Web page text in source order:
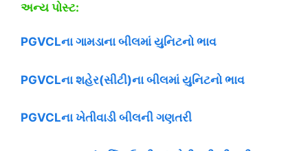
અન્ય પોસ્ટ:
PGVCLના ગામડાના બીલમાં યુનિટનો ભાવ
PGVCLના શહેર(સીટી)ના બીલમાં યુનિટનો ભાવ
PGVCLના ખેતીવાડી બીલની ગણતરી